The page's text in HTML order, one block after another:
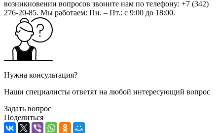
возникновении вопросов звоните нам по телефону: +7 (342)
276-20-85. Мы работаем: Пн. – Пт.: с 9:00 до 18:00.
Нужна консультация?
Наши специалисты ответят на любой интересующий вопрос
Задать вопрос
Поделиться